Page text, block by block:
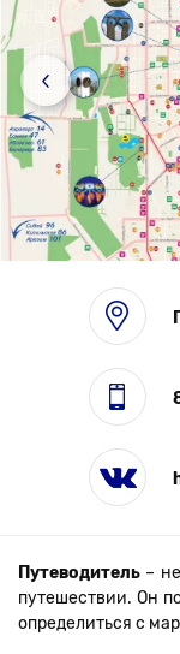
Путеводитель –
путешествии. Он
определиться с
Выставки